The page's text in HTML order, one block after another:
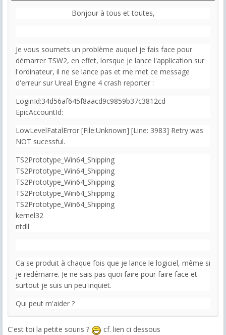
Bonjour à tous et toutes,
Je vous soumets un problème auquel je fais face pour
démarrer TSW2, en effet, lorsque je lance l'application sur
l'ordinateur, il ne se lance pas et me met ce message
d'erreur sur Ureal Engine 4 crash reporter :
LoginId:34d56af645f8aacd9c9859b37c3812cd
EpicAccountId:
LowLevelFatalError [File:Unknown] [Line: 3983] Retry was
NOT sucessful.
TS2Prototype_Win64_Shipping
TS2Prototype_Win64_Shipping
TS2Prototype_Win64_Shipping
TS2Prototype_Win64_Shipping
TS2Prototype_Win64_Shipping
kernel32
ntdll
Ca se produit à chaque fois que je lance le logiciel, même si
je redémarre. Je ne sais pas quoi faire pour faire face et
surtout je suis un peu inquiet.
Qui peut m'aider ?
C'est toi la petite souris ?
cf. lien ci dessous